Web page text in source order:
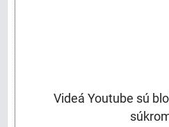
Videá Youtube sú